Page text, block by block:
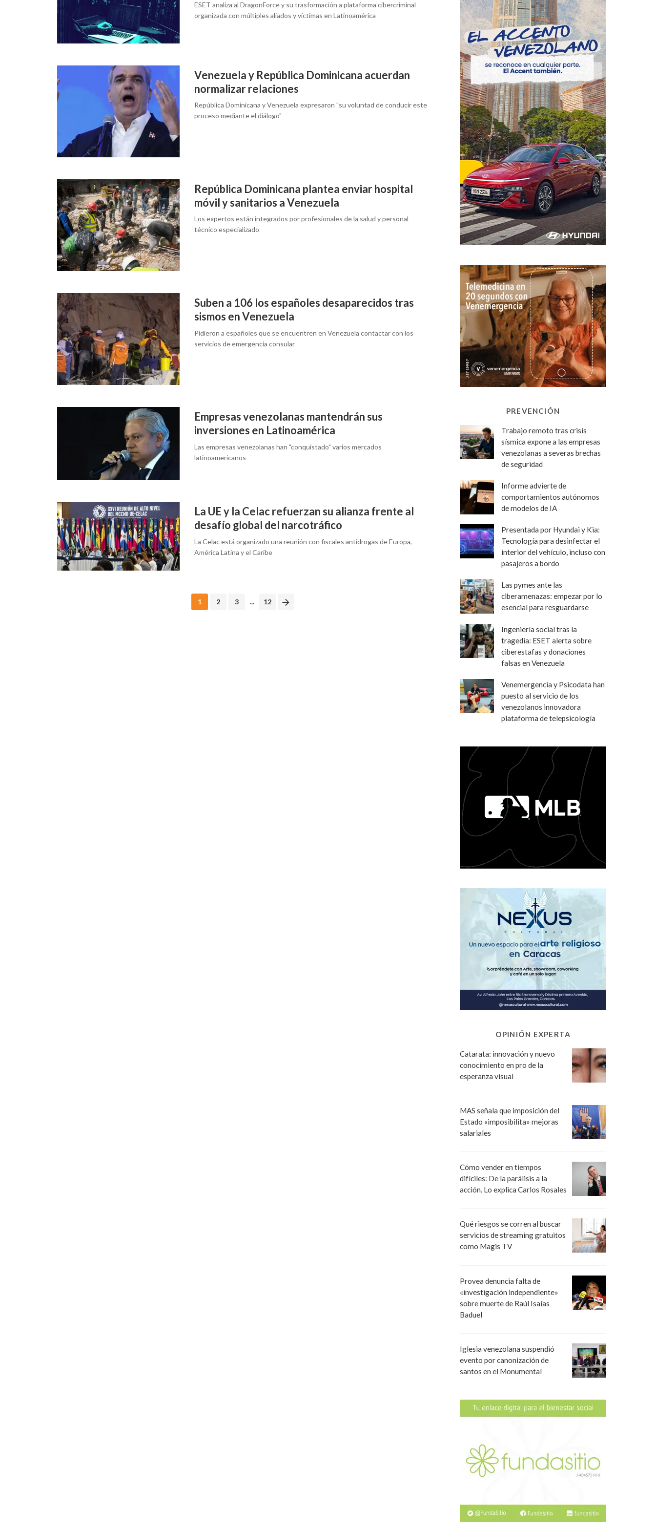
ESET analiza al DragonForce y su trasformación a plataforma cibercriminal
organizada con múltiples aliados y víctimas en Latinoamérica
Venezuela y República Dominicana acuerdan
normalizar relaciones
República Dominicana y Venezuela expresaron "su voluntad de conducir este
proceso mediante el diálogo"
República Dominicana plantea enviar hospital
móvil y sanitarios a Venezuela
Los expertos están integrados por profesionales de la salud y personal
técnico especializado
Suben a 106 los españoles desaparecidos tras
sismos en Venezuela
Pidieron a españoles que se encuentren en Venezuela contactar con los
servicios de emergencia consular
Empresas venezolanas mantendrán sus
inversiones en Latinoamérica
Las empresas venezolanas han "conquistado" varios mercados
latinoamericanos
La UE y la Celac refuerzan su alianza frente al
desafío global del narcotráfico
La Celac está organizado una reunión con fiscales antidrogas de Europa,
América Latina y el Caribe
1 2 3 ... 12
PREVENCIÓN
Trabajo remoto tras crisis
sísmica expone a las empresas
venezolanas a severas brechas
de seguridad
Informe advierte de
comportamientos autónomos
de modelos de IA
Presentada por Hyundai y Kia:
Tecnología para desinfectar el
interior del vehículo, incluso con
pasajeros a bordo
Las pymes ante las
ciberamenazas: empezar por lo
esencial para resguardarse
Ingeniería social tras la
tragedia: ESET alerta sobre
ciberestafas y donaciones
falsas en Venezuela
Venemergencia y Psicodata han
puesto al servicio de los
venezolanos innovadora
plataforma de telepsicología
OPINIÓN EXPERTA
Catarata: innovación y nuevo
conocimiento en pro de la
esperanza visual
MAS señala que imposición del
Estado «imposibilita» mejoras
salariales
Cómo vender en tiempos
difíciles: De la parálisis a la
acción. Lo explica Carlos Rosales
Qué riesgos se corren al buscar
servicios de streaming gratuitos
como Magis TV
Provea denuncia falta de
«investigación independiente»
sobre muerte de Raúl Isaías
Baduel
Iglesia venezolana suspendió
evento por canonización de
santos en el Monumental